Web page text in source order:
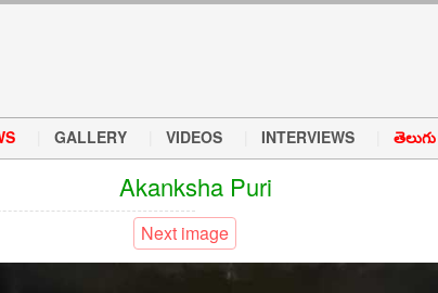
GALLERY VIDEOS INTERVIEWS
Akanksha Puri
Next image